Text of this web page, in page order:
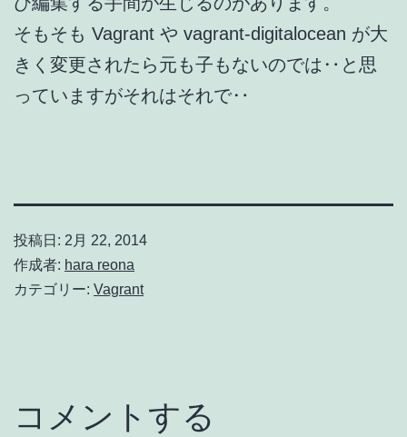
そもそも Vagrant や vagrant-digitalocean が大
きく変更されたら元も子もないのでは‥と思
っていますがそれはそれで‥
投稿日: 2月 22, 2014
作成者: hara reona
カテゴリー: Vagrant
コメントする